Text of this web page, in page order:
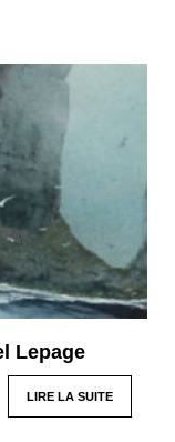
Lepage
LIRE LA SUITE